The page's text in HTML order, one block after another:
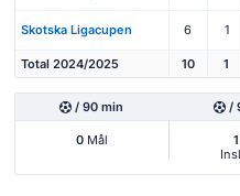
Skotska Ligacupen 6 1
Total 2024/2025 10 1
/ 90 min /
0Mål